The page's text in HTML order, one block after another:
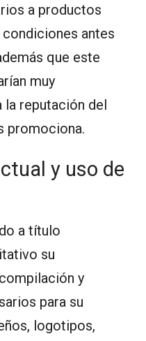
a productos
antes
que este
muy
la reputación del
promociona.
y uso de
a título
su
y
para su
logotipos,